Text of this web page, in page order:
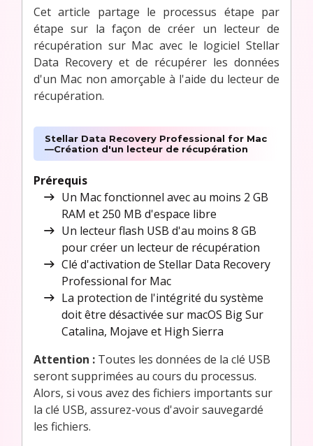
Cet article partage le processus étape par
étape sur la façon de créer un lecteur de
récupération sur Mac avec le logiciel Stellar
Data Recovery et de récupérer les données
d'un Mac non amorçable à l'aide du lecteur de
récupération.
Stellar Data Recovery Professional for Mac
—Création d'un lecteur de récupération
Prérequis
Un Mac fonctionnel avec au moins 2 GB
RAM et 250 MB d'espace libre
Un lecteur flash USB d'au moins 8 GB
pour créer un lecteur de récupération
Clé d'activation de Stellar Data Recovery
Professional for Mac
La protection de l'intégrité du système
doit être désactivée sur macOS Big Sur
Catalina, Mojave et High Sierra
Attention : Toutes les données de la clé USB
seront supprimées au cours du processus.
Alors, si vous avez des fichiers importants sur
la clé USB, assurez-vous d'avoir sauvegardé
les fichiers.